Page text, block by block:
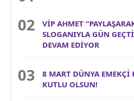
VİP AHMET
SLOGANIYLA GÜN
DEVAM EDİYOR
8 MART DÜNYA EMEKÇİ
KUTLU OLSUN!